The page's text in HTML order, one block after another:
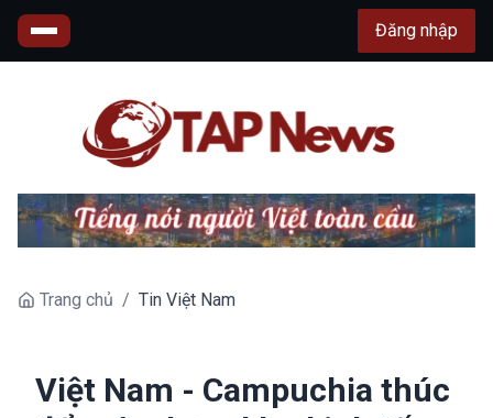
Đăng nhập
Trang chủ / Tin Việt Nam
Việt Nam - Campuchia thúc